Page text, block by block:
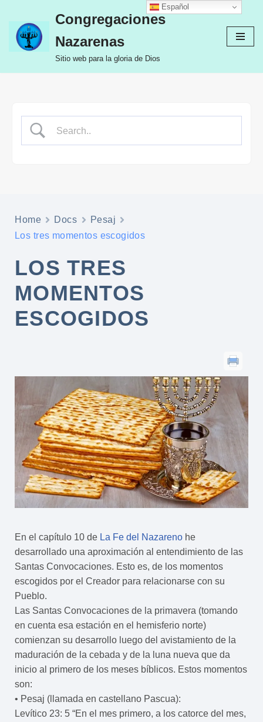
Congregaciones
Nazarenas
Sitio web para la gloria de Dios
Home Docs
Pesaj
Los tres momentos escogidos
LOS TRES
MOMENTOS
ESCOGIDOS
En el capítulo 10 de La Fe del Nazareno he
desarrollado una aproximación al entendimiento de las
Santas Convocaciones. Esto es, de los momentos
escogidos por el Creador para relacionarse con su
Pueblo.
Las Santas Convocaciones de la primavera (tomando
en cuenta esa estación en el hemisferio norte)
comienzan su desarrollo luego del avistamiento de la
maduración de la cebada y de la luna nueva que da
inicio al primero de los meses bíblicos. Estos momentos
son:
• Pesaj (llamada en castellano Pascua):
Levítico 23: 5 “En el mes primero, a los catorce del mes,
Español